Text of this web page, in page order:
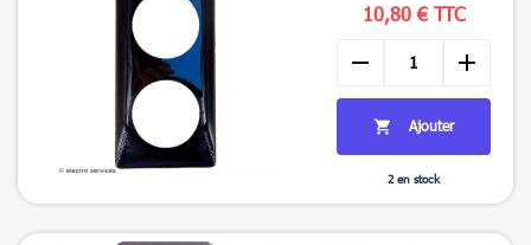

10,80 € TTC
remove add
 Ajouter
2 en stock